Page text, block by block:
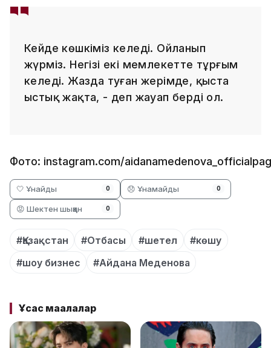
Кейде көшкіміз келеді. Ойланып
жүрміз. Негізі екі мемлекетте тұрғым
келеді. Жазда туған жерімде, қыста
ыстық жақта, - деп жауап берді ол.
Фото: instagram.com/
🤍 Ұнайды 0 😞 Ұнамайды 0
😡 Шектен шыққан 0
#Қазақстан #Отбасы #шетел
#көшу
#шоу бизнес
#Айдана Меденова
Ұқсас мақалалар